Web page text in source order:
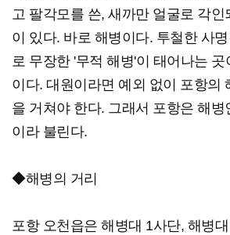
고 팔각모를 쓴, 새까만 얼굴로 각인
이 있다. 바로 해병이다. 투철한 사
로 무장한 '무적 해병'이 태어나는
이다. 대원이라면 예외 없이 포항의
을 거쳐야 한다. 그래서 포항은 해병
이라 불린다.
◆해병의 거리
포항 오천읍은 해병대 1사단, 해병